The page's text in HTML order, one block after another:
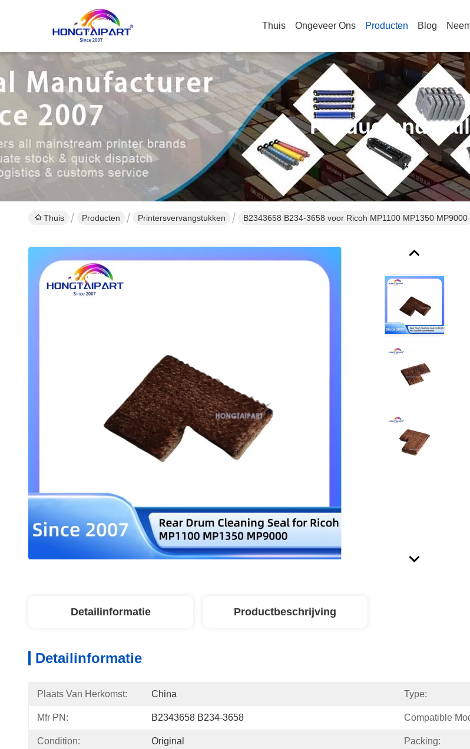
Thuis Ongeveer Ons Producten Blog
Thuis Producten Printersvervangstukken B2343658 B234-3658 voor Ricoh MP1100 MP1350 MP9000
Detailinformatie Productbeschrijving
Detailinformatie
Plaats Van Herkomst: China Type:
Mfr PN: B2343658 B234-3658 Compatible
Condition: Original Packing: